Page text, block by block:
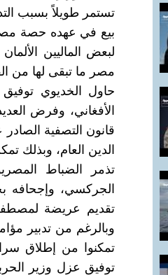
تستمر طويلاً بسبب
لبعض الماليين
مصر ما تبقى لها من
حاول الخديوي
الأفغاني، وفرض
الدين العام، وبذلك
تذمر الضباط
الجركسي، وإجحافه
وبالرغم من تدبير
تمكنوا من إطلاق
توفيق عزل وزير